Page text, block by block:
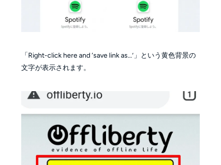
「Right-click here and ‘save link as…’」という黄色背景の
文字が表示されます。